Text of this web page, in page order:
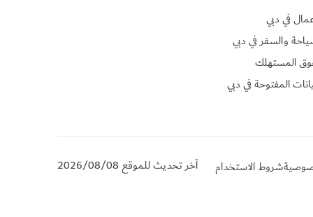
في دبي
والسفر في دبي
المستهلك
المفتوحة في دبي
شروط الاستخدام آخر تحديث للموقع 2026/08/08